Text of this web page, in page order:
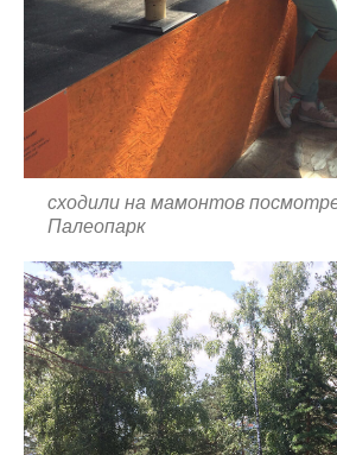
сходили на мамонтов
Палеопарк